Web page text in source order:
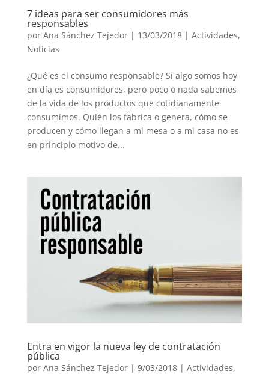
7 ideas para ser consumidores más
responsables
por Ana Sánchez Tejedor| 13/03/2018 | Actividades,
Noticias
¿Qué es el consumo responsable? Si algo somos hoy
en día es consumidores, pero poco o nada sabemos
de la vida de los productos que cotidianamente
consumimos. Quién los fabrica o genera, cómo se
producen y cómo llegan a mi mesa o a mi casa no es
en principio motivo de...
Entra en vigor la nueva ley de contratación
pública
por Ana Sánchez Tejedor| 9/03/2018 | Actividades,